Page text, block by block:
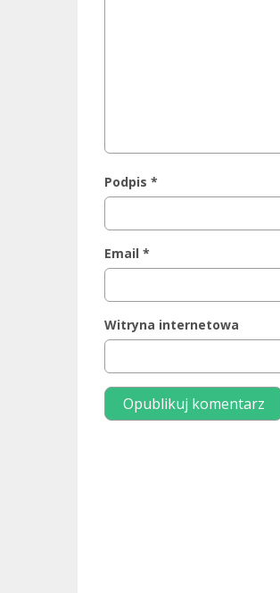
Podpis *
Email *
Witryna internetowa